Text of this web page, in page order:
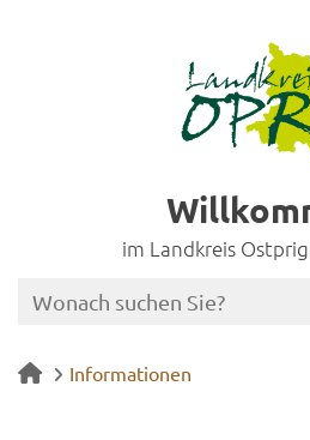
im Landkreis
Informationen